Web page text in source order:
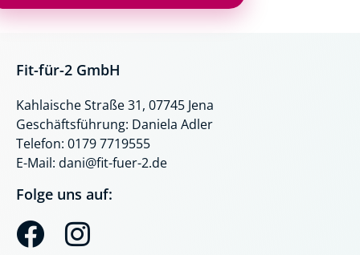
Fit-für-2 GmbH
Kahlaische Straße 31, 07745 Jena
Geschäftsführung: Daniela Adler
Telefon: 0179 7719555
E-Mail: dani@fit-fuer-2.de
Folge uns auf:
F I